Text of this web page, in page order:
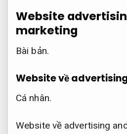
Website
marketing
Bài bản.
Website về
Cá nhân.
Website về advertising